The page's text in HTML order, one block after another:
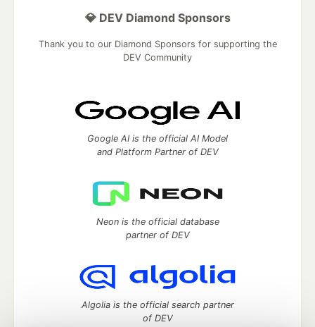
💎 DEV Diamond Sponsors
Thank you to our Diamond Sponsors for supporting the
DEV Community
Google AI is the official AI Model
and Platform Partner of DEV
Neon is the official database
partner of DEV
Algolia is the official search partner
of DEV